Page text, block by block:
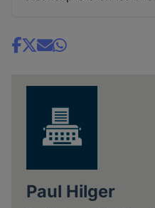
Share
Paul Hilger